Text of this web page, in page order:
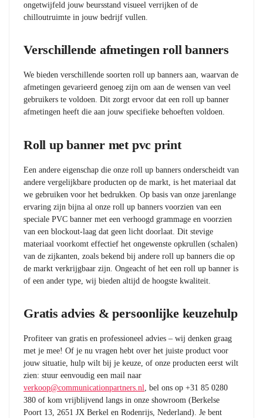
ongetwijfeld jouw beursstand visueel verrijken of de
chilloutruimte in jouw bedrijf vullen.
Verschillende afmetingen roll banners
We bieden verschillende soorten roll up banners aan, waarvan de
afmetingen gevarieerd genoeg zijn om aan de wensen van veel
gebruikers te voldoen. Dit zorgt ervoor dat een roll up banner
afmetingen heeft die aan jouw specifieke behoeften voldoen.
Roll up banner met pvc print
Een andere eigenschap die onze roll up banners onderscheidt van
andere vergelijkbare producten op de markt, is het materiaal dat
we gebruiken voor het bedrukken. Op basis van onze jarenlange
ervaring zijn bijna al onze roll up banners voorzien van een
speciale PVC banner met een verhoogd grammage en voorzien
van een blockout-laag dat geen licht doorlaat. Dit stevige
materiaal voorkomt effectief het ongewenste opkrullen (schalen)
van de zijkanten, zoals bekend bij andere roll up banners die op
de markt verkrijgbaar zijn. Ongeacht of het een roll up banner is
of een ander type, wij bieden altijd de hoogste kwaliteit.
Gratis advies & persoonlijke keuzehulp
Profiteer van gratis en professioneel advies – wij denken graag
met je mee! Of je nu vragen hebt over het juiste product voor
jouw situatie, hulp wilt bij je keuze, of onze producten eerst wilt
zien: stuur eenvoudig een mail naar
verkoop@communicationpartners.nl, bel ons op +31 85 0280
380 of kom vrijblijvend langs in onze showroom (Berkelse
Poort 13, 2651 JX Berkel en Rodenrijs, Nederland). Je bent